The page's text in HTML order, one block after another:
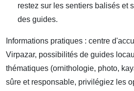
restez sur les sentiers balisés et
des guides.
Informations pratiques : centre
Virpazar, possibilités de guides
thématiques (ornithologie, photo,
sûre et responsable, privilégiez les